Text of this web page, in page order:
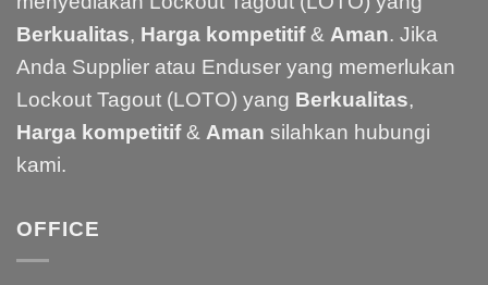
Berkualitas, Harga kompetitif& Aman. Jika
Anda Supplier atau Enduser yang memerlukan
Lockout Tagout (LOTO) yang Berkualitas,
Harga kompetitif& Aman silahkan hubungi
kami.
OFFICE